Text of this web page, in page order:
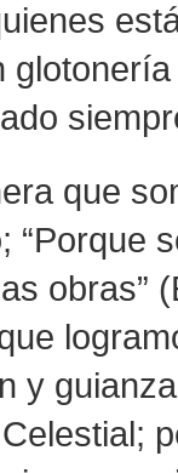
que
“Porque
obras”
y